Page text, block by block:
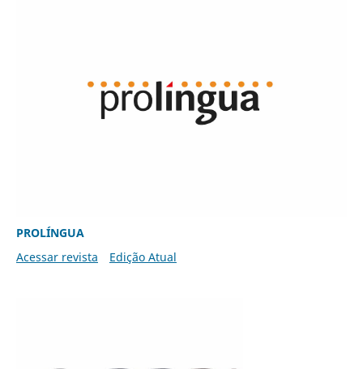
PROLÍNGUA
Acessar revista
Edição Atual